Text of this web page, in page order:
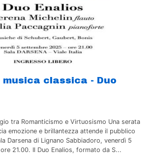
classica - Duo
tra Romanticismo e Virtuosismo Una serata
emozione e brillantezza attende il pubblico
Darsena di Lignano Sabbiadoro, venerdì 5
21.00. Il Duo Enalios, formato da S...